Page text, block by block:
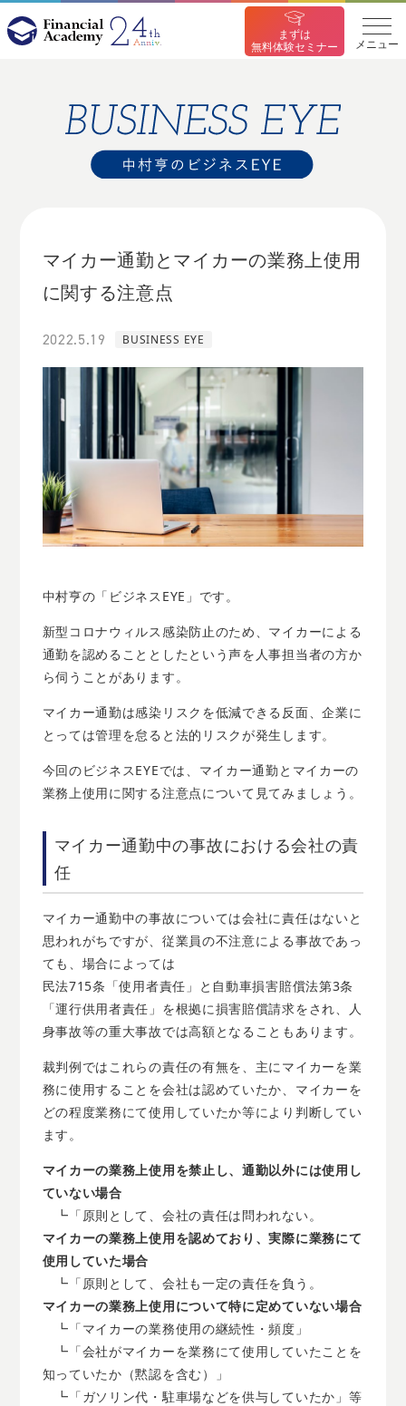
まずは
無料体験セミナー
メニュー
マイカー通勤とマイカーの業務上使用
に関する注意点
2022.5.19 BUSINESS EYE
中村亨の「ビジネスEYE」です。
新型コロナウィルス感染防止のため、マイカーによる
通勤を認めることとしたという声を人事担当者の方か
ら伺うことがあります。
マイカー通勤は感染リスクを低減できる反面、企業に
とっては管理を怠ると法的リスクが発生します。
今回のビジネスEYEでは、マイカー通勤とマイカーの
業務上使用に関する注意点について見てみましょう。
マイカー通勤中の事故における会社の責
任
マイカー通勤中の事故については会社に責任はないと
思われがちですが、従業員の不注意による事故であっ
ても、場合によっては
民法715条「使用者責任」と自動車損害賠償法第3条
「運行供用者責任」を根拠に損害賠償請求をされ、人
身事故等の重大事故では高額となることもあります。
裁判例ではこれらの責任の有無を、主にマイカーを業
務に使用することを会社は認めていたか、マイカーを
どの程度業務にて使用していたか等により判断してい
ます。
マイカーの業務上使用を禁止し、通勤以外には使用し
ていない場合
┗「原則として、会社の責任は問われない。
マイカーの業務上使用を認めており、実際に業務にて
使用していた場合
┗「原則として、会社も一定の責任を負う。
マイカーの業務上使用について特に定めていない場合
┗「マイカーの業務使用の継続性・頻度」
┗「会社がマイカーを業務にて使用していたことを
知っていたか（黙認を含む）」
┗「ガソリン代・駐車場などを供与していたか」等